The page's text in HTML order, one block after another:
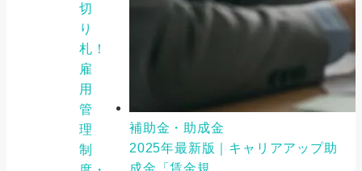
切
り
札！
雇
用
管
理
制
補助金・助成金
2025年最新版｜キャリアアップ助
成金「賃金規...